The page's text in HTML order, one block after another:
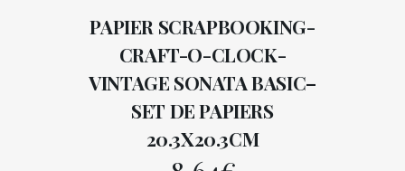
PAPIER SCRAPBOOKING-
CRAFT-O-CLOCK-
VINTAGE SONATA BASIC–
SET DE PAPIERS
20.3X20.3CM